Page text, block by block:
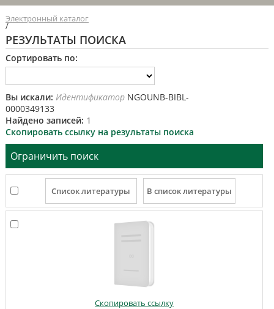
Электронный каталог
/
РЕЗУЛЬТАТЫ ПОИСКА
Сортировать по:
Вы искали: ИдентификаторNGOUNB-BIBL-
0000349133
Найдено записей: 1
Скопировать ссылку на результаты поиска
Ограничить поиск
Скопировать ссылку